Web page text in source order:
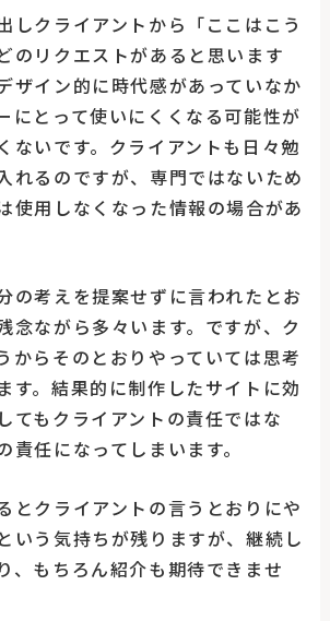
しクライアントから「ここはこう
のリクエストがあると思います
ザイン的に時代感があっていなか
にとって使いにくくなる可能性が
ないです。クライアントも日々勉
れるのですが、専門ではないため
使用しなくなった情報の場合があ
の考えを提案せずに言われたとお
念ながら多々います。ですが、ク
からそのとおりやっていては思考
す。結果的に制作したサイトに効
てもクライアントの責任ではな
責任になってしまいます。
とクライアントの言うとおりにや
いう気持ちが残りますが、継続し
、もちろん紹介も期待できませ